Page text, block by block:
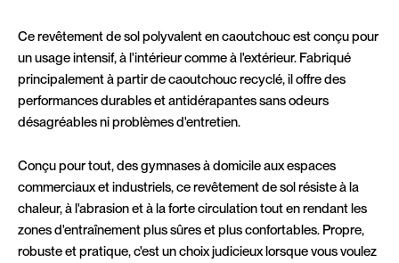
Ce revêtement de sol polyvalent en caoutchouc est conçu pour
un usage intensif, à l'intérieur comme à l'extérieur. Fabriqué
principalement à partir de caoutchouc recyclé, il offre des
performances durables et antidérapantes sans odeurs
désagréables ni problèmes d'entretien.
Conçu pour tout, des gymnases à domicile aux espaces
commerciaux et industriels, ce revêtement de sol résiste à la
chaleur, à l'abrasion et à la forte circulation tout en rendant les
zones d'entraînement plus sûres et plus confortables. Propre,
robuste et pratique, c'est un choix judicieux lorsque vous voulez